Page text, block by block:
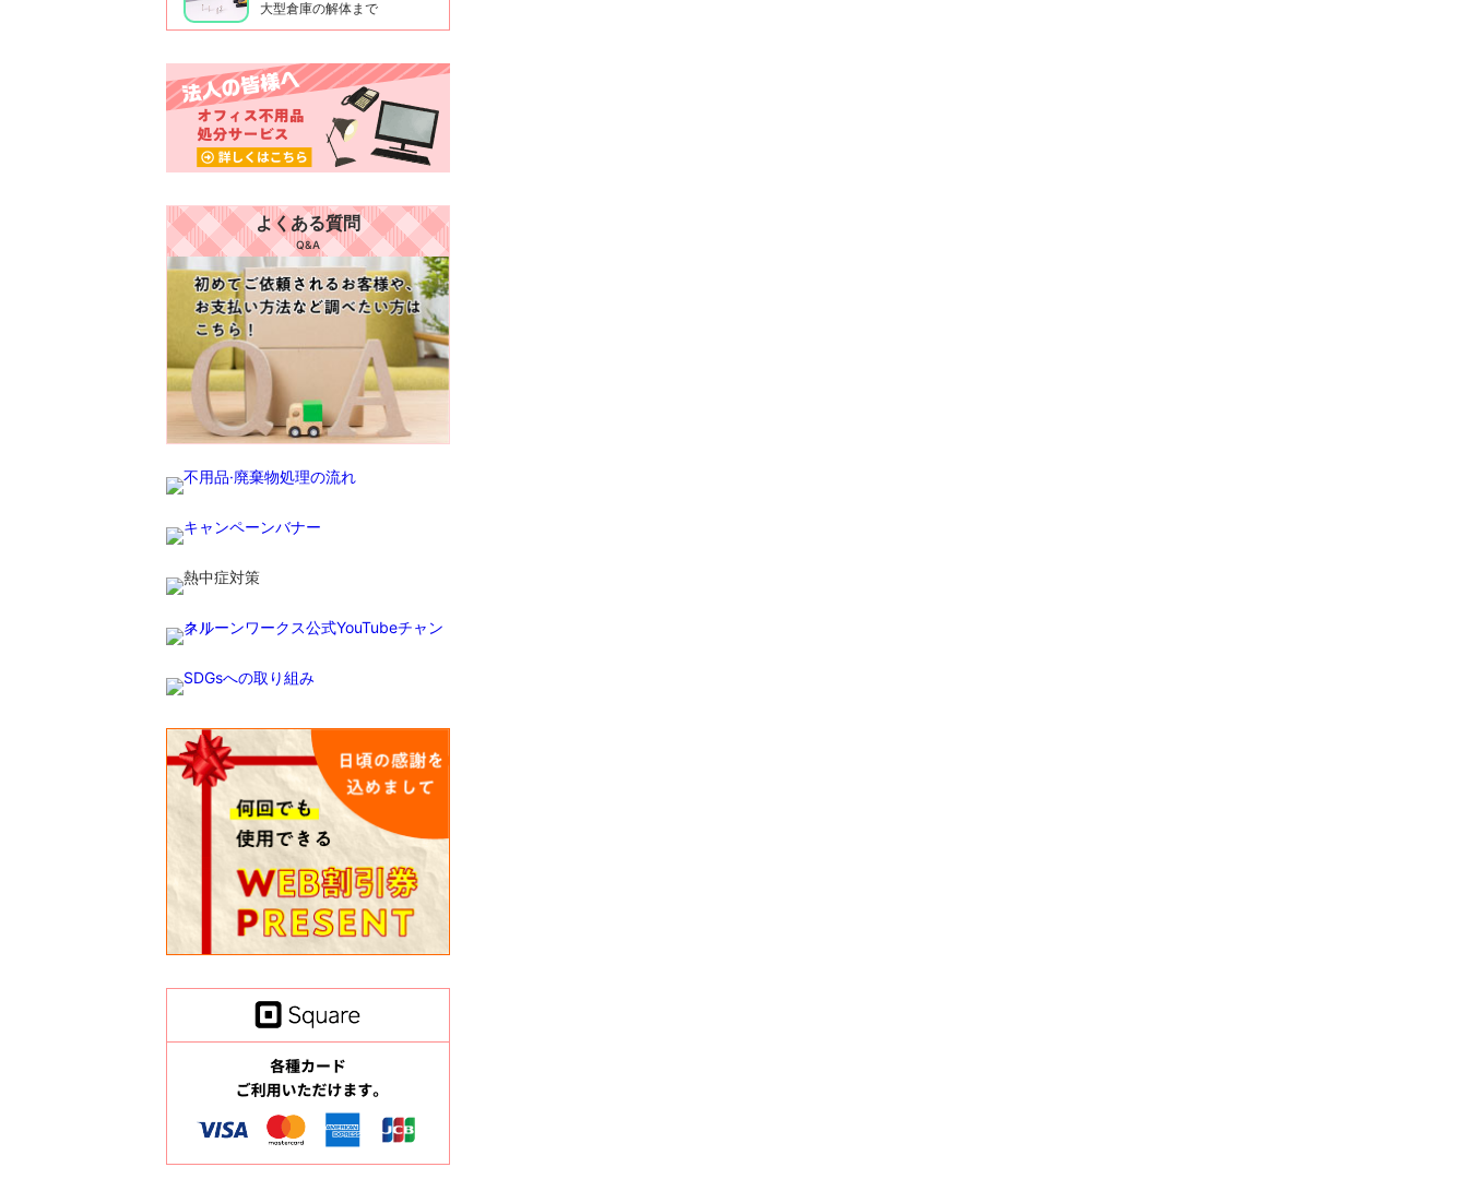
大型倉庫の解体まで
よくある質問
Q&A